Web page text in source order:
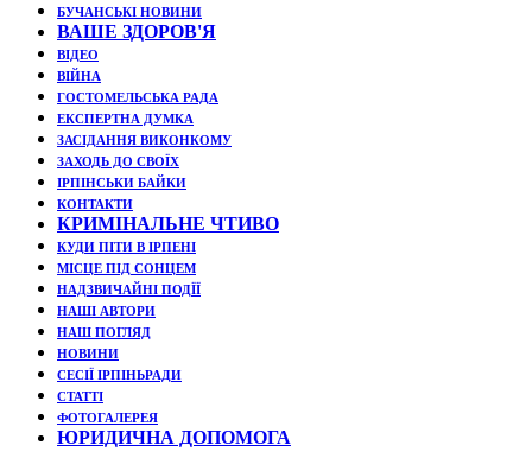
БУЧАНСЬКІ НОВИНИ
ВАШЕ ЗДОРОВ'Я
ВІДЕО
ВІЙНА
ГОСТОМЕЛЬСЬКА РАДА
ЕКСПЕРТНА ДУМКА
ЗАСІДАННЯ ВИКОНКОМУ
ЗАХОДЬ ДО СВОЇХ
ІРПІНСЬКИ БАЙКИ
КОНТАКТИ
КРИМІНАЛЬНЕ ЧТИВО
КУДИ ПІТИ В ІРПЕНІ
МІСЦЕ ПІД СОНЦЕМ
НАДЗВИЧАЙНІ ПОДЇЇ
НАШІ АВТОРИ
НАШ ПОГЛЯД
НОВИНИ
СЕСІЇ ІРПІНЬРАДИ
СТАТТІ
ФОТОГАЛЕРЕЯ
ЮРИДИЧНА ДОПОМОГА